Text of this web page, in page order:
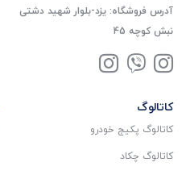
آدرس فروشگاه: یزد-بلوار شهید دشتی
نبش کوچه 45
کاتالوگ
کاتالوگ پکیج خودرو
کاتالوگ چکاد